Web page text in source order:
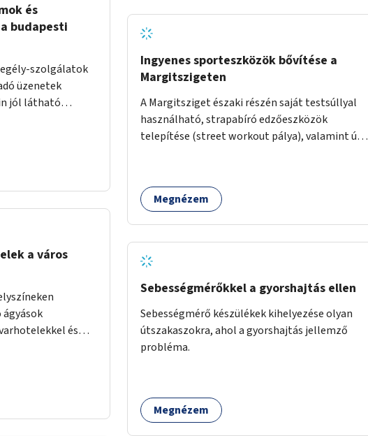
és
budapesti
szolgálatok
üzenetek
jól látható
számú hívások
a város
és
Ingyenes sporteszközök bővítése a
Margitszigeten
A Margitsziget északi részén saját testsúllyal
használható, strapabíró edzőeszközök
telepítése (street workout pálya), valamint új
így kihasználatlan. A pingpongasztalok
telepítésével egy népszerű, ingyenes
található.
Megnézem
Sebességmérőkkel a gyorshajtás ellen
Sebességmérő készülékek kihelyezése olyan
útszakaszokra, ahol a gyorshajtás jellemző
probléma.
Megnézem